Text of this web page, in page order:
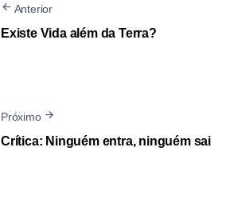
Anterior
Existe Vida além da Terra?
Próximo
Crítica: Ninguém entra, ninguém sai